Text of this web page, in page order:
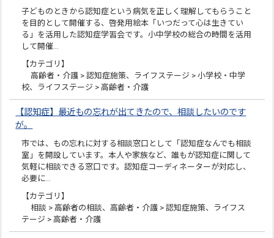
子どものときから認知症という病気を正しく理解してもらうこと
を目的として開催する、啓発用絵本「いつだって心は生きてい
る」を活用した認知症学習会です。小中学校の総合の時間を活用
して開催…
【カテゴリ】
高齢者・介護 > 認知症施策、ライフステージ > 小学校・中学
校、ライフステージ > 高齢者・介護
【認知症】最近もの忘れが出てきたので、相談したいのです
が。
市では、もの忘れに対する相談窓口として「認知症なんでも相談
室」を開設しています。本人や家族など、誰もが認知症に関して
気軽に相談できる窓口です。認知症コーディネーターが対応し、
必要に…
【カテゴリ】
相談 > 高齢者の相談、高齢者・介護 > 認知症施策、ライフス
テージ > 高齢者・介護